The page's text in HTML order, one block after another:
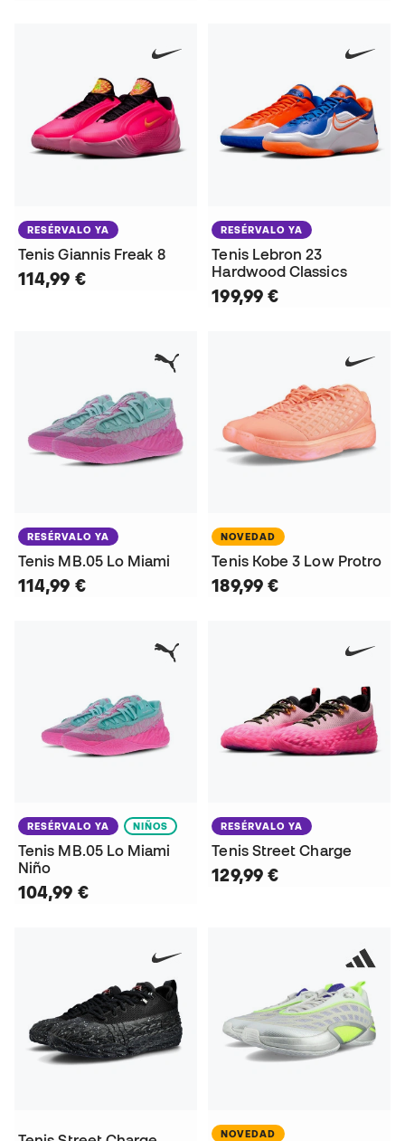
RESÉRVALO YA
Tenis Giannis Freak 8
114,99 €
RESÉRVALO YA
Tenis Lebron 23
Hardwood Classics
199,99 €
RESÉRVALO YA
Tenis MB.05 Lo Miami
114,99 €
NOVEDAD
Tenis Kobe 3 Low Protro
189,99 €
RESÉRVALO YA NIÑOS
Tenis MB.05 Lo Miami
Niño
104,99 €
RESÉRVALO YA
Tenis Street Charge
129,99 €
NOVEDAD